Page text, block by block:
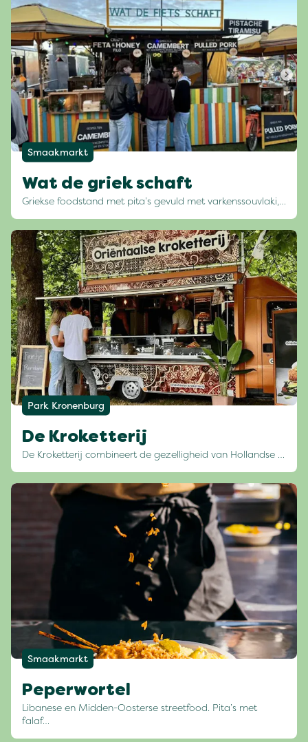
Smaakmarkt
Wat de griek schaft
Griekse foodstand met pita’s gevuld met varkenssouvlaki,…
Park Kronenburg
De Kroketterij
De Kroketterij combineert de gezelligheid van Hollandse …
Smaakmarkt
Peperwortel
Libanese en Midden-Oosterse streetfood. Pita’s met
falaf…